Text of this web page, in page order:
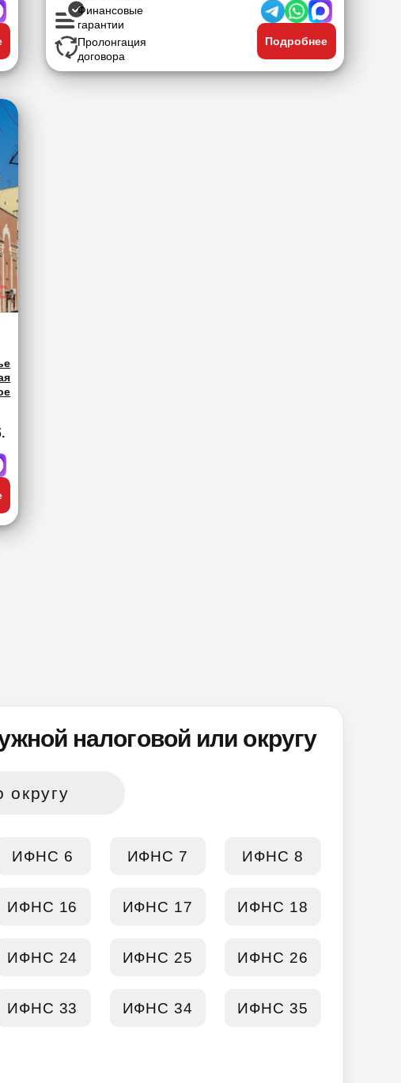
Финансовые
гарантии
Пролонгация
договора
Подробнее
налоговой или округу
округу
ИФНС 6 ИФНС 7 ИФНС 8
ИФНС 16 ИФНС 17 ИФНС 18
ИФНС 24 ИФНС 25 ИФНС 26
ИФНС 33 ИФНС 34 ИФНС 35